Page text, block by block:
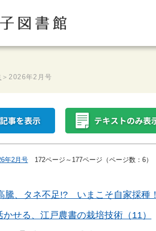
＞2026年2月号
年2月号 172ページ～177ページ（ページ数：6）
騰、タネ不足!? いまこそ自家採種！
かせる、江戸農書の栽培技術（11）